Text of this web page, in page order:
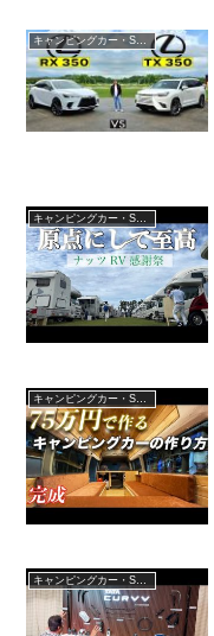
キャンピングカー・SUV人気車種
キャンピングカー・SUV人気車種